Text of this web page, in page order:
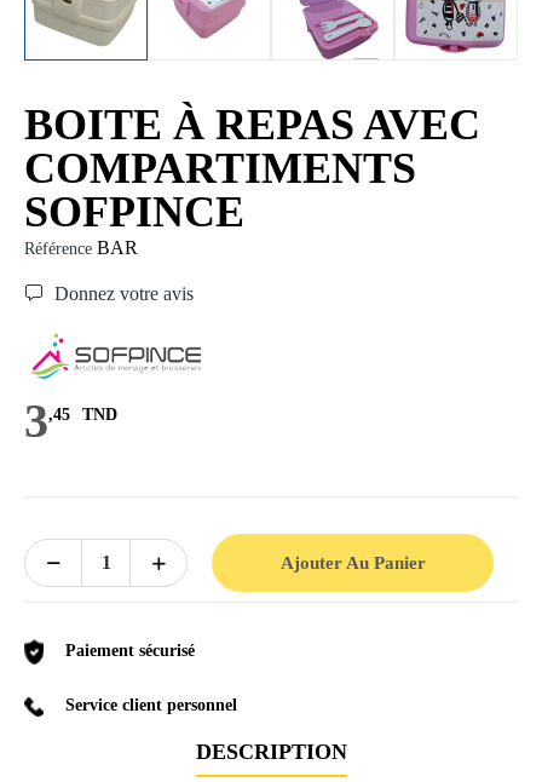
BOITE À REPAS AVEC
COMPARTIMENTS
SOFPINCE
Référence BAR
Donnez votre avis
3,45 TND
Ajouter Au Panier
Paiement sécurisé
Service client personnel
DESCRIPTION